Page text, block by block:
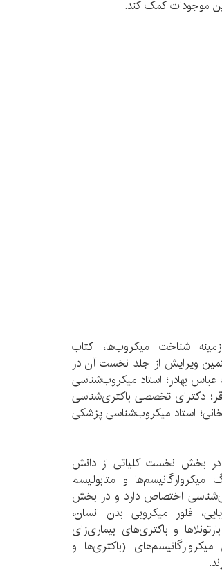
موجودات کمک کند.
شناخت میکروب‌‌ها، کتاب
ویرایش از جلد نخست آن در
عباس بهادر؛ استاد میکروب‌شناسی
دکترای تخصصی باکتری‌شناسی
استاد میکروب‌شناسی پزشکی
سه بخش و 28 فصل است، در بخش نخست کلیاتی از دانش
و متابولیسم
اختصاص دارد و در بخش
فلور میکروبی بدن انسان،
و باکتری‌های بیماری‌زای
(باکتری‌ها و